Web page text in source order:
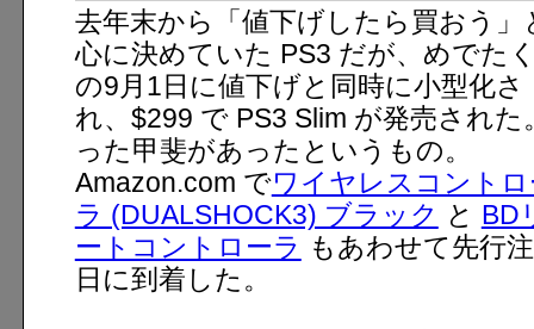
去年末から「値下げしたら買おう」
心に決めていた PS3 だが、めでた
の9月1日に値下げと同時に小型化さ
れ、$299 で PS3 Slim が発売された
った甲斐があったというもの。
Amazon.com でワイヤレスコントロ
ラ (DUALSHOCK3) ブラック と
BD
ートコントローラ もあわせて先行
日に到着した。